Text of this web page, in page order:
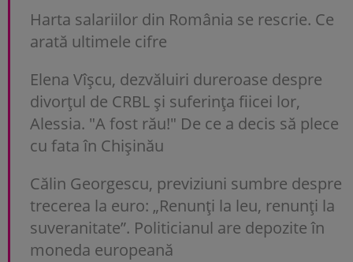
Harta salariilor din România se rescrie. Ce
arată ultimele cifre
Elena Vîșcu, dezvăluiri dureroase despre
divorțul de CRBL și suferința fiicei lor,
Alessia. "A fost rău!" De ce a decis să plece
cu fata în Chișinău
Călin Georgescu, previziuni sumbre despre
trecerea la euro: „Renunți la leu, renunți la
suveranitate”. Politicianul are depozite în
moneda europeană